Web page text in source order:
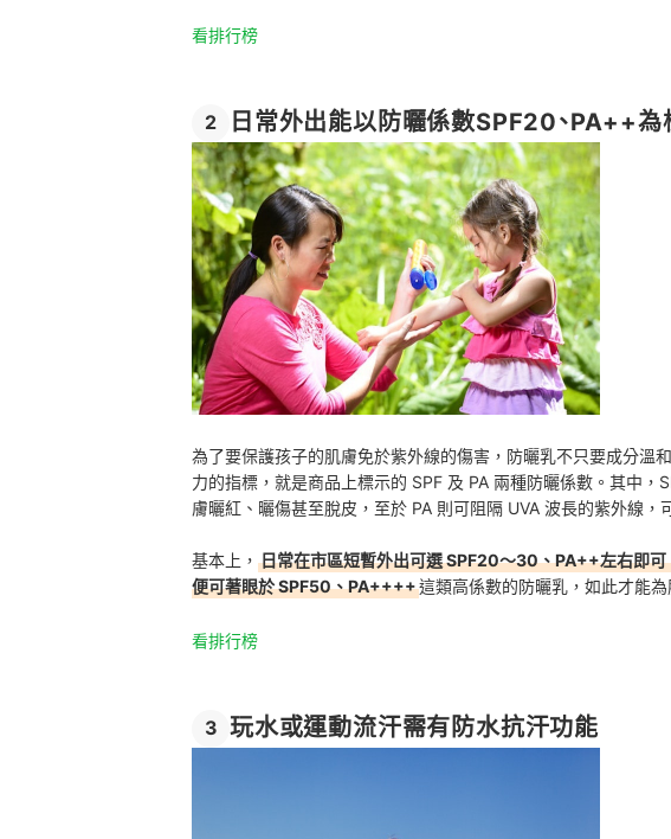
看排行榜
2 日常外出能以防曬係數SPF20、PA++為
為了要保護孩子的肌膚免於紫外線的傷害，防曬乳不只要成分溫
力的指標，就是商品上標示的 SPF 及 PA 兩種防曬係數。其中，
膚曬紅、曬傷甚至脫皮，至於 PA 則可阻隔 UVA 波長的紫外線，
基本上， 日常在市區短暫外出可選 SPF20～30、PA++左右即
便可著眼於 SPF50、PA++++這類高係數的防曬乳，如此才能為
看排行榜
3 玩水或運動流汗需有防水抗汗功能